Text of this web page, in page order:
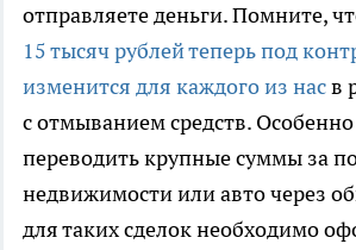
отправляете деньги. Помните,
15 тысяч рублей теперь под
изменится для каждого из насв
с отмыванием средств.
переводить крупные суммы за
недвижимости или авто через
для таких сделок необходимо